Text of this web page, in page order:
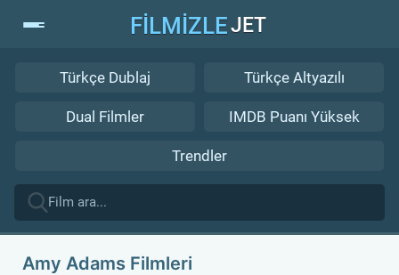
FİLMİZLEJET
Türkçe Dublaj Türkçe Altyazılı
Dual Filmler IMDB Puanı Yüksek
Trendler
Amy Adams Filmleri